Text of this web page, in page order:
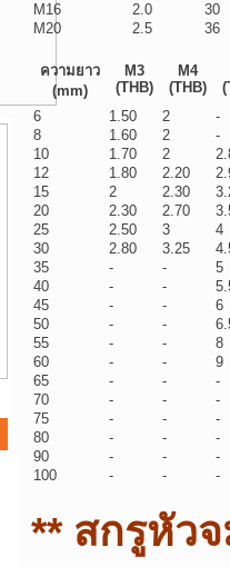
M16
2.0
30
M20
2.5 36
ความยาว
(mm)
M3
(THB)
M4
(THB)
6
1.50 2
-
8
1.60 2
-
10
1.70 2
12
1.80 2.20
15
2 2.30
20
2.30 2.70
25
2.50 3
4
30
2.80 3.25
35
- -
5
40
- -
45
- -
6
50
- -
55
- -
8
60
- -
9
65
- -
-
70
- -
-
75
- -
-
80
- -
-
90
- -
-
100
- - -
** สกรูหัว